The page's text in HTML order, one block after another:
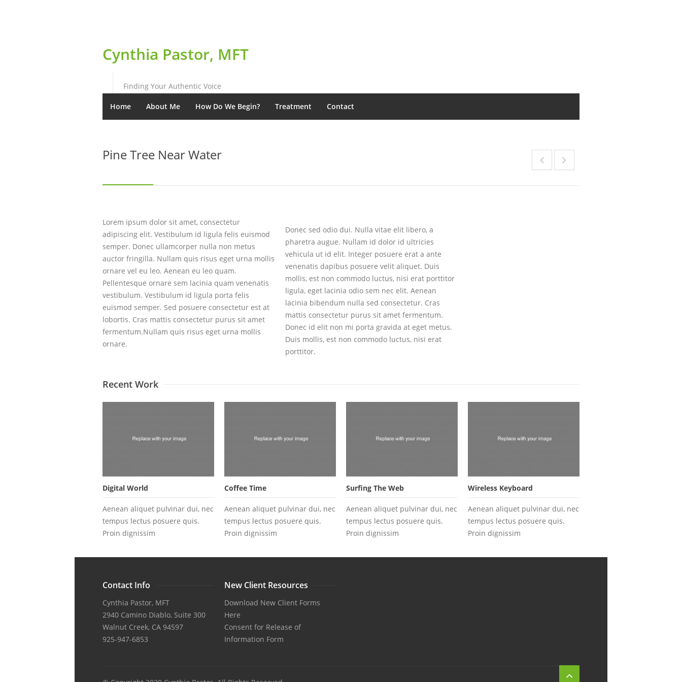
Cynthia Pastor, MFT
Finding Your Authentic Voice
Home About Me How Do We Begin? Treatment Contact
Pine Tree Near Water
Lorem ipsum dolor sit amet, consectetur
adipiscing elit. Vestibulum id ligula felis euismod
semper. Donec ullamcorper nulla non metus
auctor fringilla. Nullam quis risus eget urna mollis
ornare vel eu leo. Aenean eu leo quam.
Pellentesque ornare sem lacinia quam venenatis
vestibulum. Vestibulum id ligula porta felis
euismod semper. Sed posuere consectetur est at
lobortis. Cras mattis consectetur purus sit amet
fermentum.Nullam quis risus eget urna mollis
ornare.
Donec sed odio dui. Nulla vitae elit libero, a
pharetra augue. Nullam id dolor id ultricies
vehicula ut id elit. Integer posuere erat a ante
venenatis dapibus posuere velit aliquet. Duis
mollis, est non commodo luctus, nisi erat porttitor
ligula, eget lacinia odio sem nec elit. Aenean
lacinia bibendum nulla sed consectetur. Cras
mattis consectetur purus sit amet fermentum.
Donec id elit non mi porta gravida at eget metus.
Duis mollis, est non commodo luctus, nisi erat
porttitor.
Recent Work
Digital World
Aenean aliquet pulvinar dui, nec
tempus lectus posuere quis.
Proin dignissim
Coffee Time
Aenean aliquet pulvinar dui, nec
tempus lectus posuere quis.
Proin dignissim
Surfing The Web
Aenean aliquet pulvinar dui, nec
tempus lectus posuere quis.
Proin dignissim
Wireless Keyboard
Aenean aliquet pulvinar dui, nec
tempus lectus posuere quis.
Proin dignissim
Contact Info
Cynthia Pastor, MFT
2940 Camino Diablo, Suite 300
Walnut Creek, CA 94597
925-947-6853
New Client Resources
Download New Client Forms
Here
Consent for Release of
Information Form